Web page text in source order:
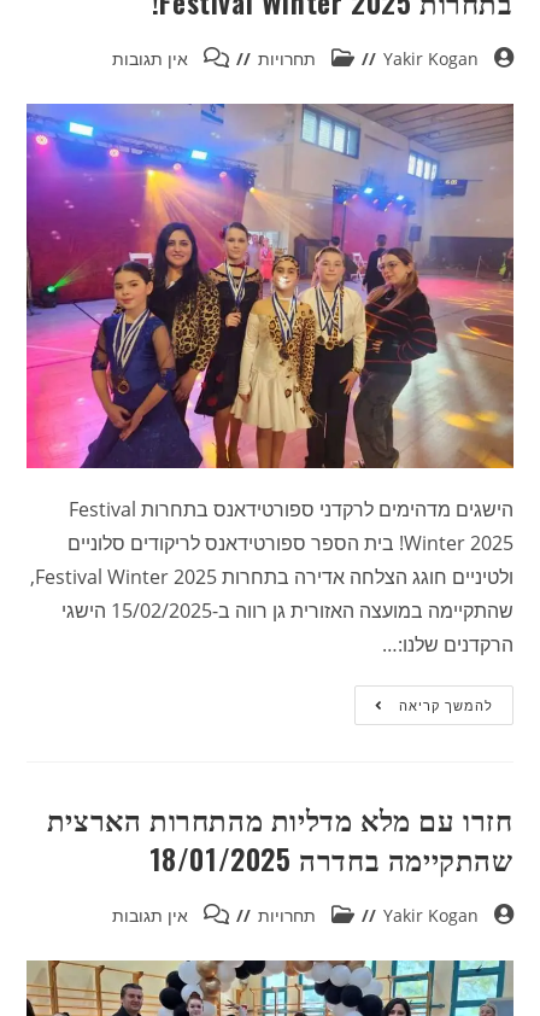
Yakir Kogan תחרויות אין תגובות
הישגים מדהימים לרקדני ספורטידאנס בתחרות Festival
Winter 2025! בית הספר ספורטידאנס לריקודים סלוניים
ולטיניים חוגג הצלחה אדירה בתחרות Festival Winter 2025,
שהתקיימה במועצה האזורית גן רווה ב-15/02/2025 הישגי
הרקדנים שלנו:…
להמשך קריאה
חזרו עם מלא מדליות מהתחרות הארצית
שהתקיימה בחדרה 18/01/2025
Yakir Kogan תחרויות אין תגובות